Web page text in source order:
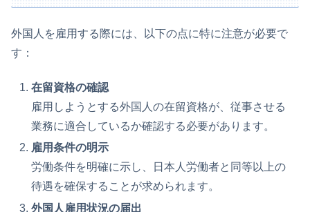
外国人を雇用する際には、以下の点に特に注意が必要で
す：
在留資格の確認
雇用しようとする外国人の在留資格が、従事させる
業務に適合しているか確認する必要があります。
雇用条件の明示
労働条件を明確に示し、日本人労働者と同等以上の
待遇を確保することが求められます。
外国人雇用状況の届出